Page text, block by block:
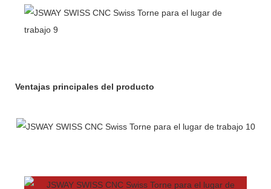
Ventajas principales del producto